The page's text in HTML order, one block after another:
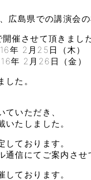
広島県での講演会
催させて頂きまし
年 2月25日（木）
年 2月26日（金）
た。
いただき、
たしました。
ております。
通信にてご案内させ
しております。